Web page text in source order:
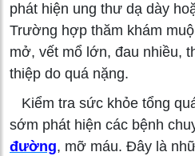
phát hiện ung thư dạ dày
Trường hợp thăm khám
mở, vết mổ lớn, đau nhiều,
thiệp do quá nặng.
Kiểm tra sức khỏe tổng
sớm phát hiện các bệnh
đường, mỡ máu. Đây là